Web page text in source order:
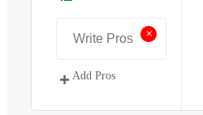
+
Add Pros